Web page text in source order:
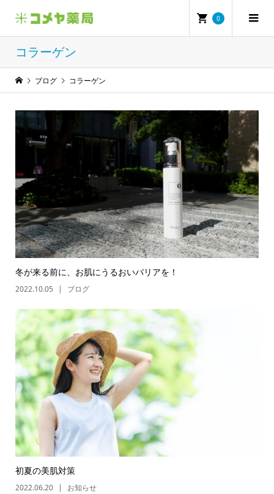
0
コラーゲン
ブログ コラーゲン
冬が来る前に、お肌にうるおいバリアを！
2022.10.05 ブログ
初夏の美肌対策
2022.06.20 お知らせ